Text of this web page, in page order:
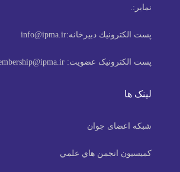
نمابر:.
پست الكترونيك دبیرخانه:info@ipma.ir
پست الکترونیک عضویت:membership@ipma.ir
لینک ها
شبکه اعضای جوان
كميسيون انجمن هاي علمي